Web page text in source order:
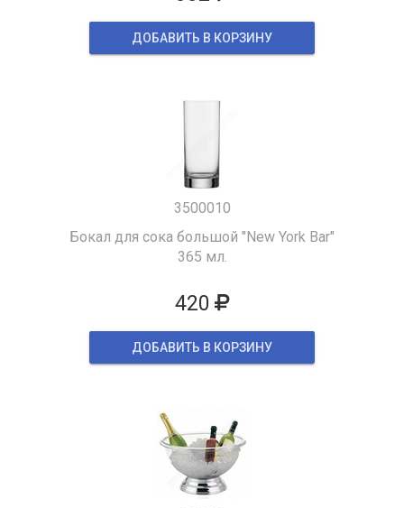
ДОБАВИТЬ В КОРЗИНУ
3500010
Бокал для сока большой "New York Bar"
365 мл.
420
ДОБАВИТЬ В КОРЗИНУ